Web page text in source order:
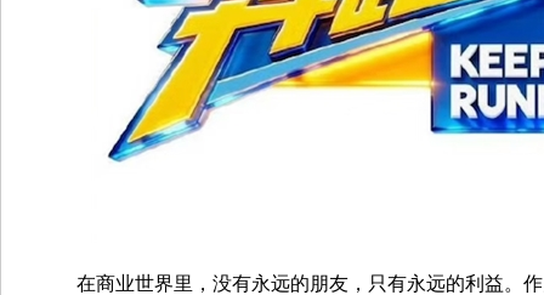
在商业世界里，没有永远的朋友，只有永远的利益。